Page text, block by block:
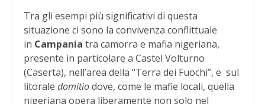
Tra gli esempi più significativi di questa
situazione ci sono la convivenza conflittuale
in Campania tra camorra e mafia nigeriana,
presente in particolare a Castel Volturno
(Caserta), nell’area della “Terra dei Fuochi”, e sul
litorale domitiodove, come le mafie locali, quella
nigeriana opera liberamente non solo nel